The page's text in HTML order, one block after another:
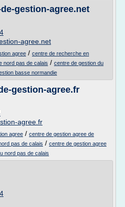
gestion-agree.net
4
agree.net
agree / centre de recherche en
nord pas de calais / centre de gestion du
basse normandie
gestion-agree.fr
agree.fr
agree / centre de gestion agree de
pas de calais / centre de gestion agree
nord pas de calais
4